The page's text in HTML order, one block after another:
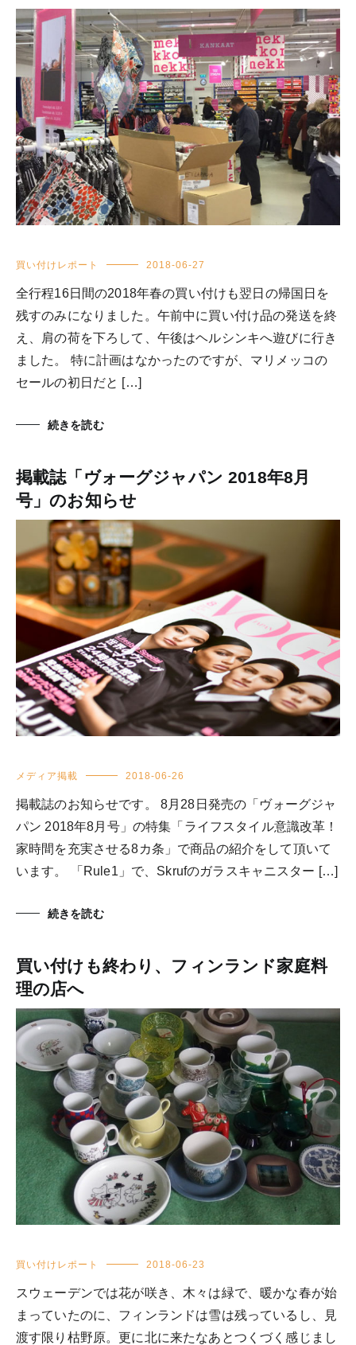
買い付けレポート 2018-06-27
全行程16日間の2018年春の買い付けも翌日の帰国日を
残すのみになりました。午前中に買い付け品の発送を終
え、肩の荷を下ろして、午後はヘルシンキへ遊びに行き
ました。 特に計画はなかったのですが、マリメッコの
セールの初日だと […]
続きを読む
掲載誌「ヴォーグジャパン 2018年8月
号」のお知らせ
メディア掲載 2018-06-26
掲載誌のお知らせです。 8月28日発売の「ヴォーグジャ
パン 2018年8月号」の特集「ライフスタイル意識改革！
家時間を充実させる8カ条」で商品の紹介をして頂いて
います。 「Rule1」で、Skrufのガラスキャニスター […]
続きを読む
買い付けも終わり、フィンランド家庭料
理の店へ
買い付けレポート 2018-06-23
スウェーデンでは花が咲き、木々は緑で、暖かな春が始
まっていたのに、フィンランドは雪は残っているし、見
渡す限り枯野原。更に北に来たなあとつくづく感じまし